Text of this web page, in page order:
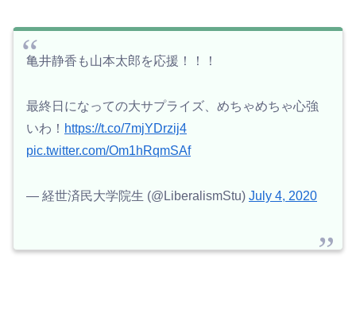
亀井静香も山本太郎を応援！！！
最終日になっての大サプライズ、めちゃめちゃ心強
いわ！ https://t.co/7mjYDrzij4
pic.twitter.com/Om1hRqmSAf
— 経世済民大学院生 (@LiberalismStu) July 4, 2020